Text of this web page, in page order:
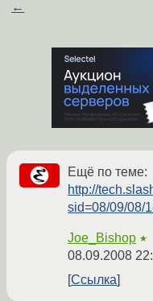
←
Ещё по теме:
http://
sid=08/09/08/
Joe_Bishop ★
08.09.2008
Ссылка